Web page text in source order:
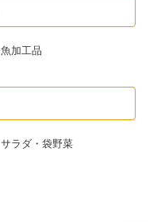
魚加工品
サラダ・袋野菜